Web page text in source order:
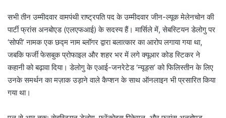
सभी तीन उम्मीदवार वामपंथी राष्ट्रपति पद के उम्मीदवार जीन-ल्यूक मेलेनचोन की
पार्टी फ्रांस अनबोएड (एलएफआई) के सदस्य हैं। मार्सिले में, सेबस्टियन डेलोगु पर
‘सोफी’ नामक एक छद्म नाम ब्लॉगर द्वारा बलात्कार का आरोप लगाया गया था,
जबकि फर्जी फेसबुक प्रोफाइल और शहर भर में लगे क्यूआर कोड स्टिकर ने
कहानी को बढ़ावा दिया। डेलोगु के एआई-जनरेटेड ‘न्यूड्स’ को फिलिस्तीन के लिए
उनके समर्थन का मज़ाक उड़ाने वाले कैप्शन के साथ ऑनलाइन भी प्रसारित किया
गया था।